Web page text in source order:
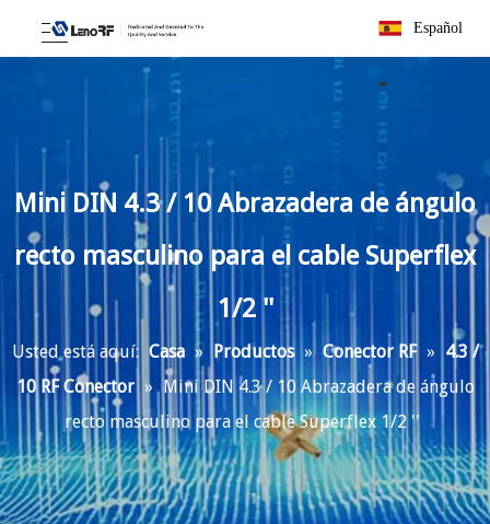
Español
Mini DIN 4.3 / 10 Abrazadera de ángulo
recto masculino para el cable Superflex
1/2 ''
Usted está aquí: Casa » Productos » Conector RF » 4.3 /
10 RF Conector » Mini DIN 4.3 / 10 Abrazadera de ángulo
recto masculino para el cable Superflex 1/2 ''